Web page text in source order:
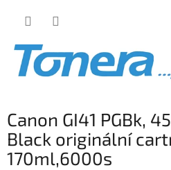
Canon GI41 PGBk,
Black originální
170ml,6000s